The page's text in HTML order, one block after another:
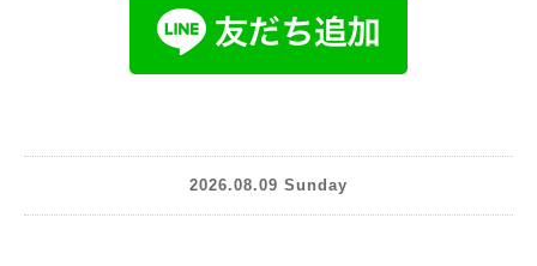
2026.08.09 Sunday